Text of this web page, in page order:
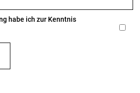
Scheibenbremse
habe ich zur Kenntnis